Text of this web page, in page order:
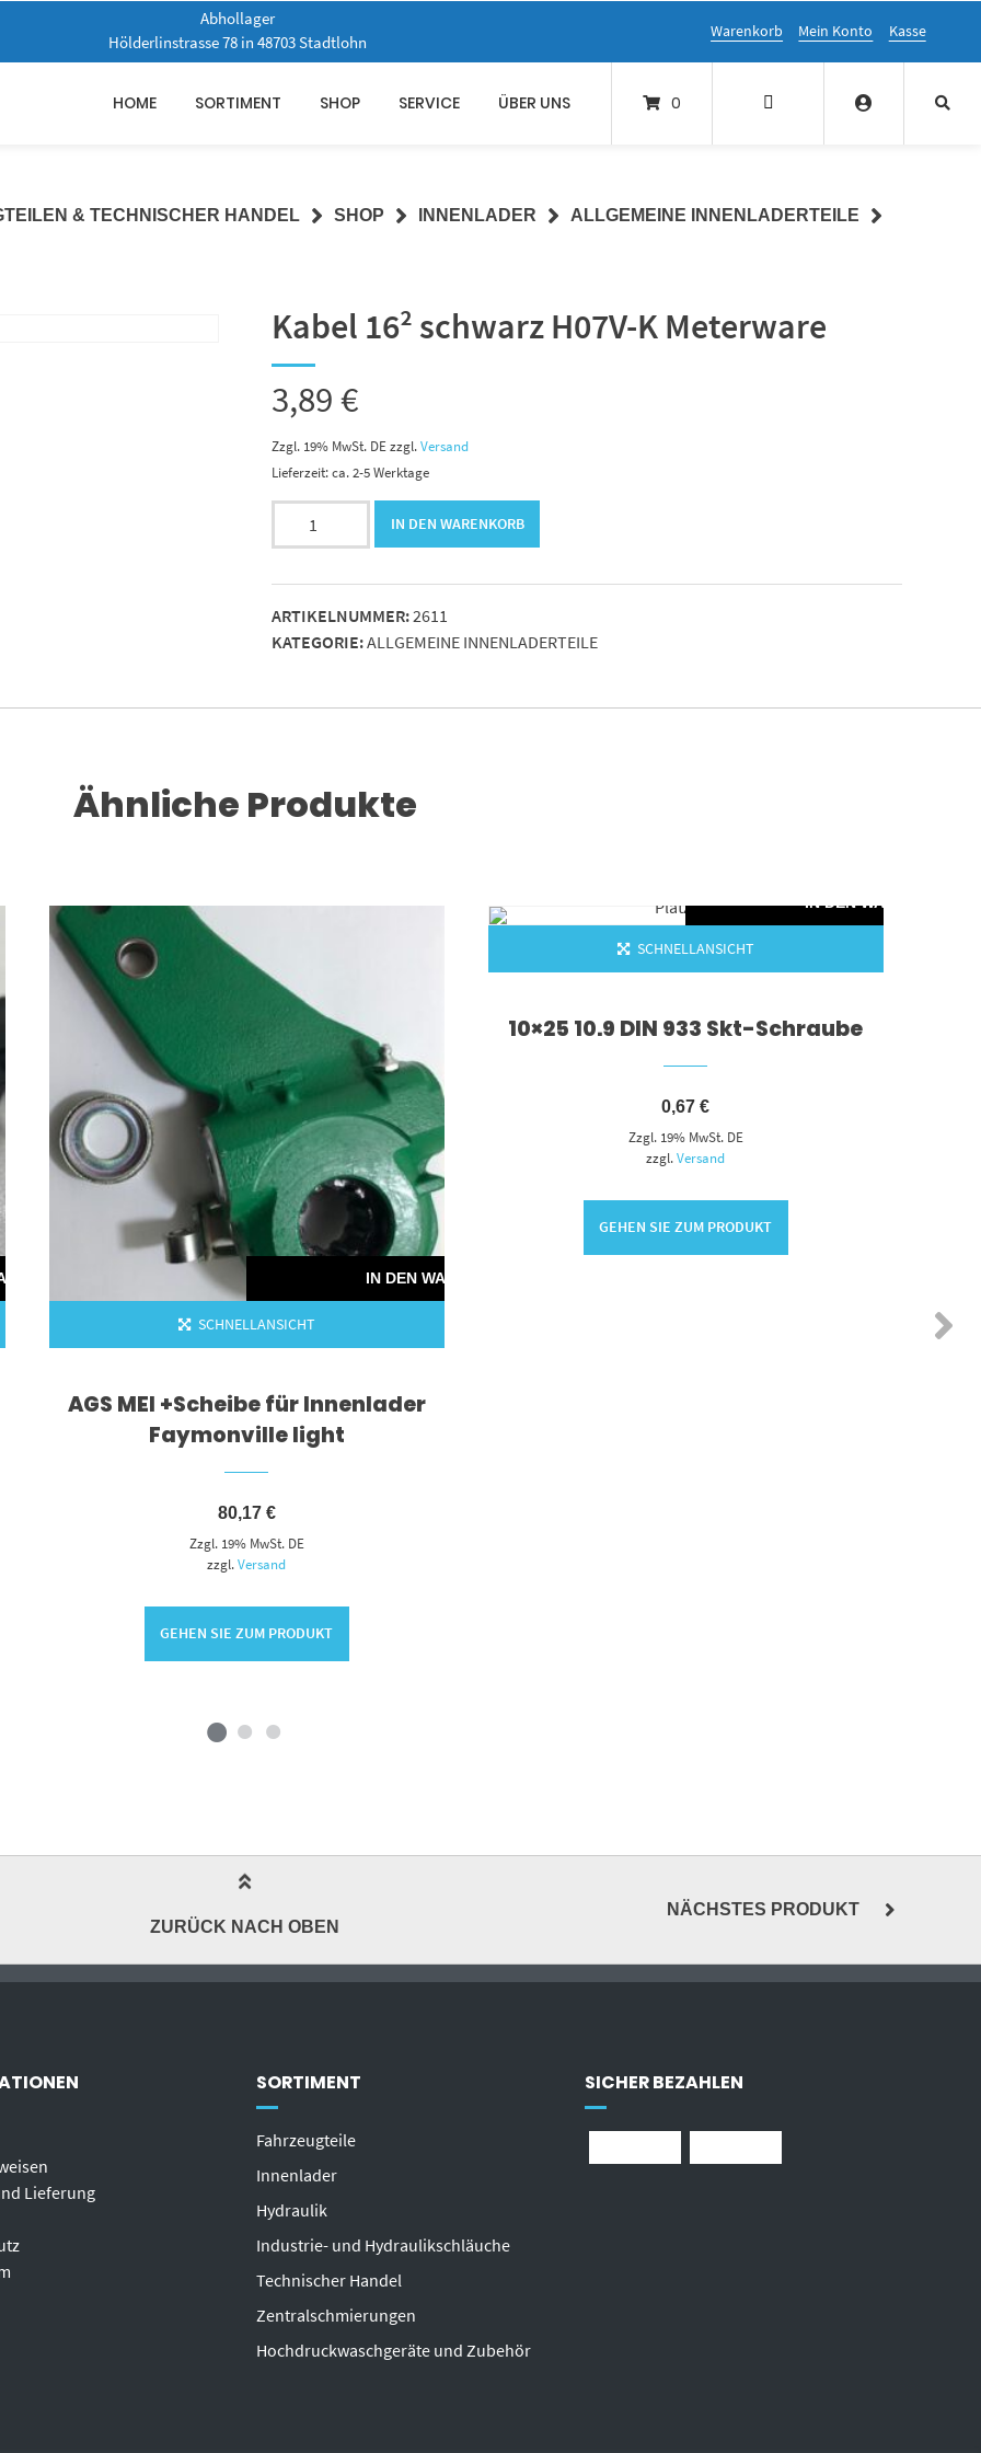
Abhollager
Hölderlinstrasse 78 in 48703 Stadtlohn
Warenkorb Mein Konto Kasse
HOME SORTIMENT SHOP SERVICE ÜBER UNS 0
& TECHNISCHER HANDEL SHOP INNENLADER ALLGEMEINE INNENLADERTEILE
Kabel 16² schwarz H07V-K Meterware
3,89€
Zzgl. 19% MwSt. DE zzgl.Versand
Lieferzeit: ca. 2-5 Werktage
H07V-
K
Meterware
IN DEN WARENKORB
ARTIKELNUMMER:2611
KATEGORIE:ALLGEMEINE INNENLADERTEILE
Ähnliche Produkte
IN DEN WARENKORB
SCHNELLANSICHT
AGS MEI +Scheibe für Innenlader
Faymonville light
80,17 €
Zzgl. 19% MwSt. DE
zzgl.Versand
GEHEN SIE ZUM PRODUKT
IN DEN WARENKORB
SCHNELLANSICHT
10×25 10.9 DIN 933 Skt-Schraube
0,67€
Zzgl. 19% MwSt. DE
zzgl.Versand
GEHEN SIE ZUM PRODUKT
NÄCHSTES PRODUKT
ZURÜCK NACH OBEN
Lieferung
SORTIMENT
Fahrzeugteile
Innenlader
Hydraulik
Industrie- und Hydraulikschläuche
Technischer Handel
Zentralschmierungen
Hochdruckwaschgeräte und Zubehör
SICHER BEZAHLEN